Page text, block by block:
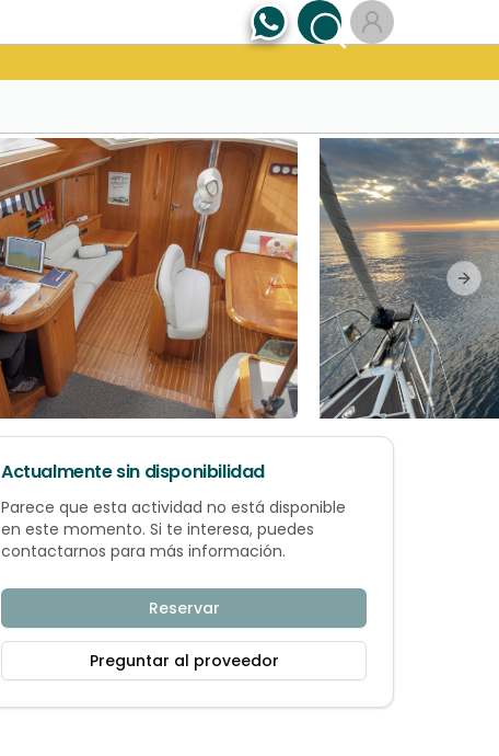
Actualmente sin disponibilidad
Parece que esta actividad no está disponible
en este momento. Si te interesa, puedes
contactarnos para más información.
Reservar
Preguntar al proveedor